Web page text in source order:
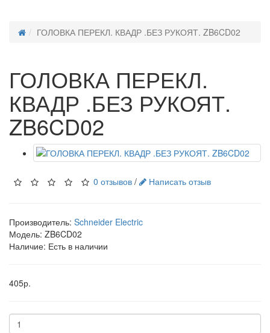
ГОЛОВКА ПЕРЕКЛ. КВАДР .БЕЗ РУКОЯТ. ZB6CD02
ГОЛОВКА ПЕРЕКЛ.
КВАДР .БЕЗ РУКОЯТ.
ZB6CD02
0 отзывов / Написать отзыв
Производитель: Schneider Electric
Модель: ZB6CD02
Наличие: Есть в наличии
405р.